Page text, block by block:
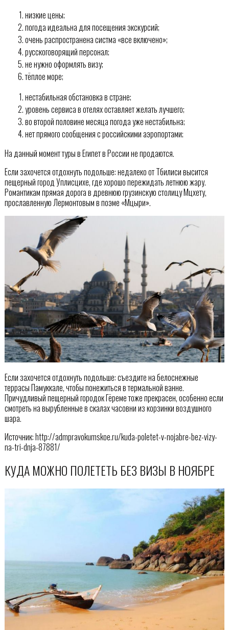
низкие цены;
погода идеальна для посещения экскурсий;
очень распространена систма «все включено»;
русскоговорящий персонал;
не нужно оформлять визу;
тёплое море;
нестабильная обстановка в стране;
уровень сервиса в отелях оставляет желать лучшего;
во второй половине месяца погода уже нестабильна;
нет прямого сообщения с российскими аэропортами;
На данный момент туры в Египет в России не продаются.
Если захочется отдохнуть подольше: недалеко от Тбилиси высится
пещерный город Уплисцихе, где хорошо пережидать летнюю жару.
Романтикам прямая дорога в древнюю грузинскую столицу Мцхету,
прославленную Лермонтовым в поэме «Мцыри».
Если захочется отдохнуть подольше: съездите на белоснежные
террасы Памуккале, чтобы понежиться в термальной ванне.
Причудливый пещерный городок Гёреме тоже прекрасен, особенно если
смотреть на вырубленные в скалах часовни из корзинки воздушного
шара.
Источник: http://admpravokumskoe.ru/kuda-poletet-v-nojabre-bez-vizy-
na-tri-dnja-87881/
КУДА МОЖНО ПОЛЕТЕТЬ БЕЗ ВИЗЫ В НОЯБРЕ